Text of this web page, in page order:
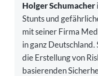
Holger Schumacher
Stunts und
mit seiner Firma
in ganz Deutschland.
die Erstellung von
basierenden